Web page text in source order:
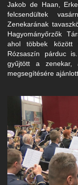
Jakob de Haan,
felcsendültek
Zenekarának
Hagyományőrzők
ahol többek között
Rózsaszín párduc
gyűjtött a zenekar,
megsegítésére